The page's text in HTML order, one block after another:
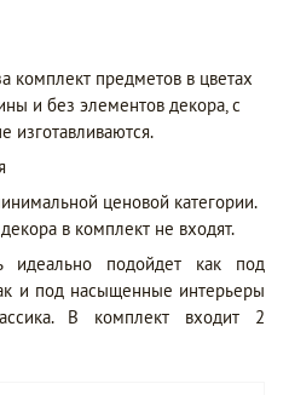
комплект предметов в цветах
и без элементов декора, с
изготавливаются.
ценовой категории.
в комплект не входят.
идеально подойдет как под
и под насыщенные интерьеры
В комплект входит 2